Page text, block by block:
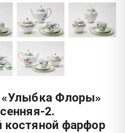
«Улыбка Флоры»
2.
костяной фарфор